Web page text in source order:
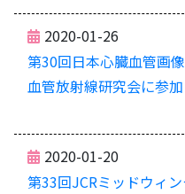
2020-01-26
第30回日本心臓血管画
血管放射線研究会に参加
2020-01-20
第33回JCRミッドウィ